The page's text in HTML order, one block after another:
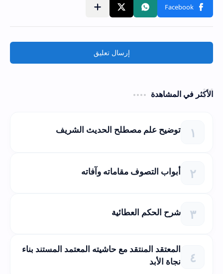
إرسال تعليق
الأكثر في المشاهدة
توضيح علم مصطلح الحديث الشريف
أبواب التصوف مقاماته وآفاته
شرح الحكم العطائية
المعتقد المنتقد مع حاشيته المعتمد المستند بناء
نجاة الأبد